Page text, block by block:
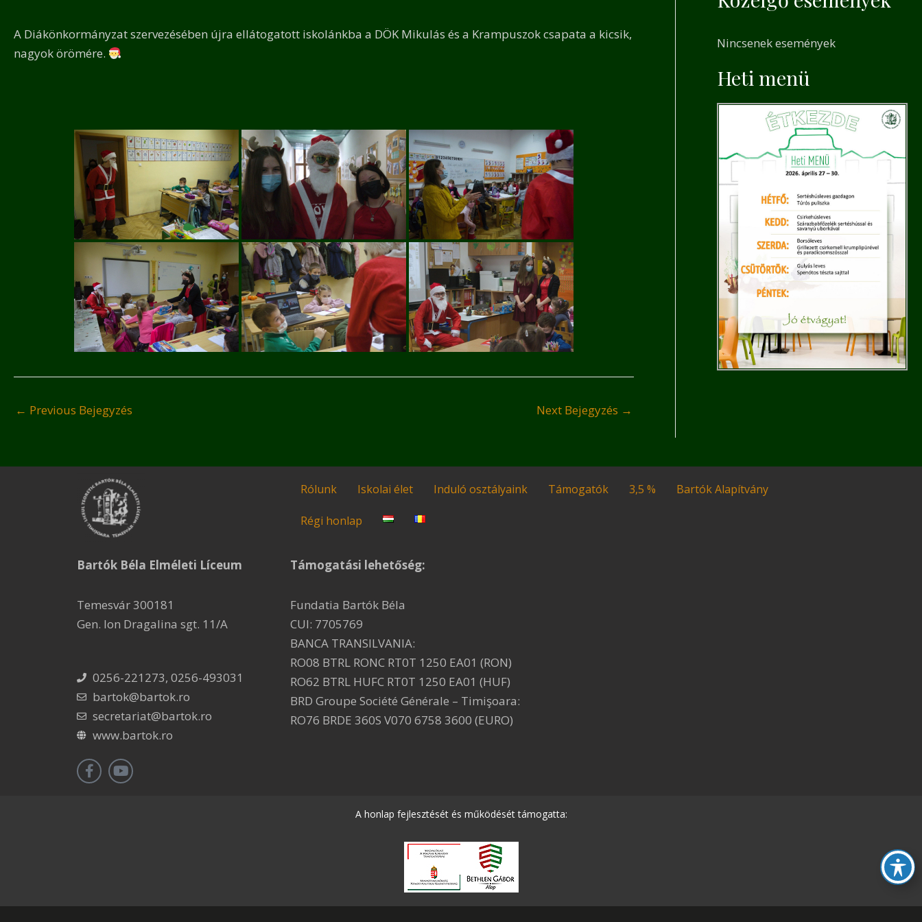
A Diákönkormányzat szervezésében újra ellátogatott iskolánkba a DÖK Mikulás és a Krampuszok csapata a kicsik,
nagyok örömére.
← Previous Bejegyzés Next Bejegyzés →
c
h
Nincsenek események
Heti menü
Bartók Béla Elméleti Líceum
Temesvár 300181
Gen. Ion Dragalina sgt. 11/A
0256-221273, 0256-493031
bartok@bartok.ro
secretariat@bartok.ro
www.bartok.ro
Rólunk Iskolai élet Induló osztályaink Támogatók 3,5 % Bartók Alapítvány
Régi honlap
Támogatási lehetőség:
Fundatia Bartók Béla
CUI: 7705769
BANCA TRANSILVANIA:
RO08 BTRL RONC RT0T 1250 EA01 (RON)
RO62 BTRL HUFC RT0T 1250 EA01 (HUF)
BRD Groupe Société Générale – Timişoara:
RO76 BRDE 360S V070 6758 3600 (EURO)
A honlap fejlesztését és működését támogatta: